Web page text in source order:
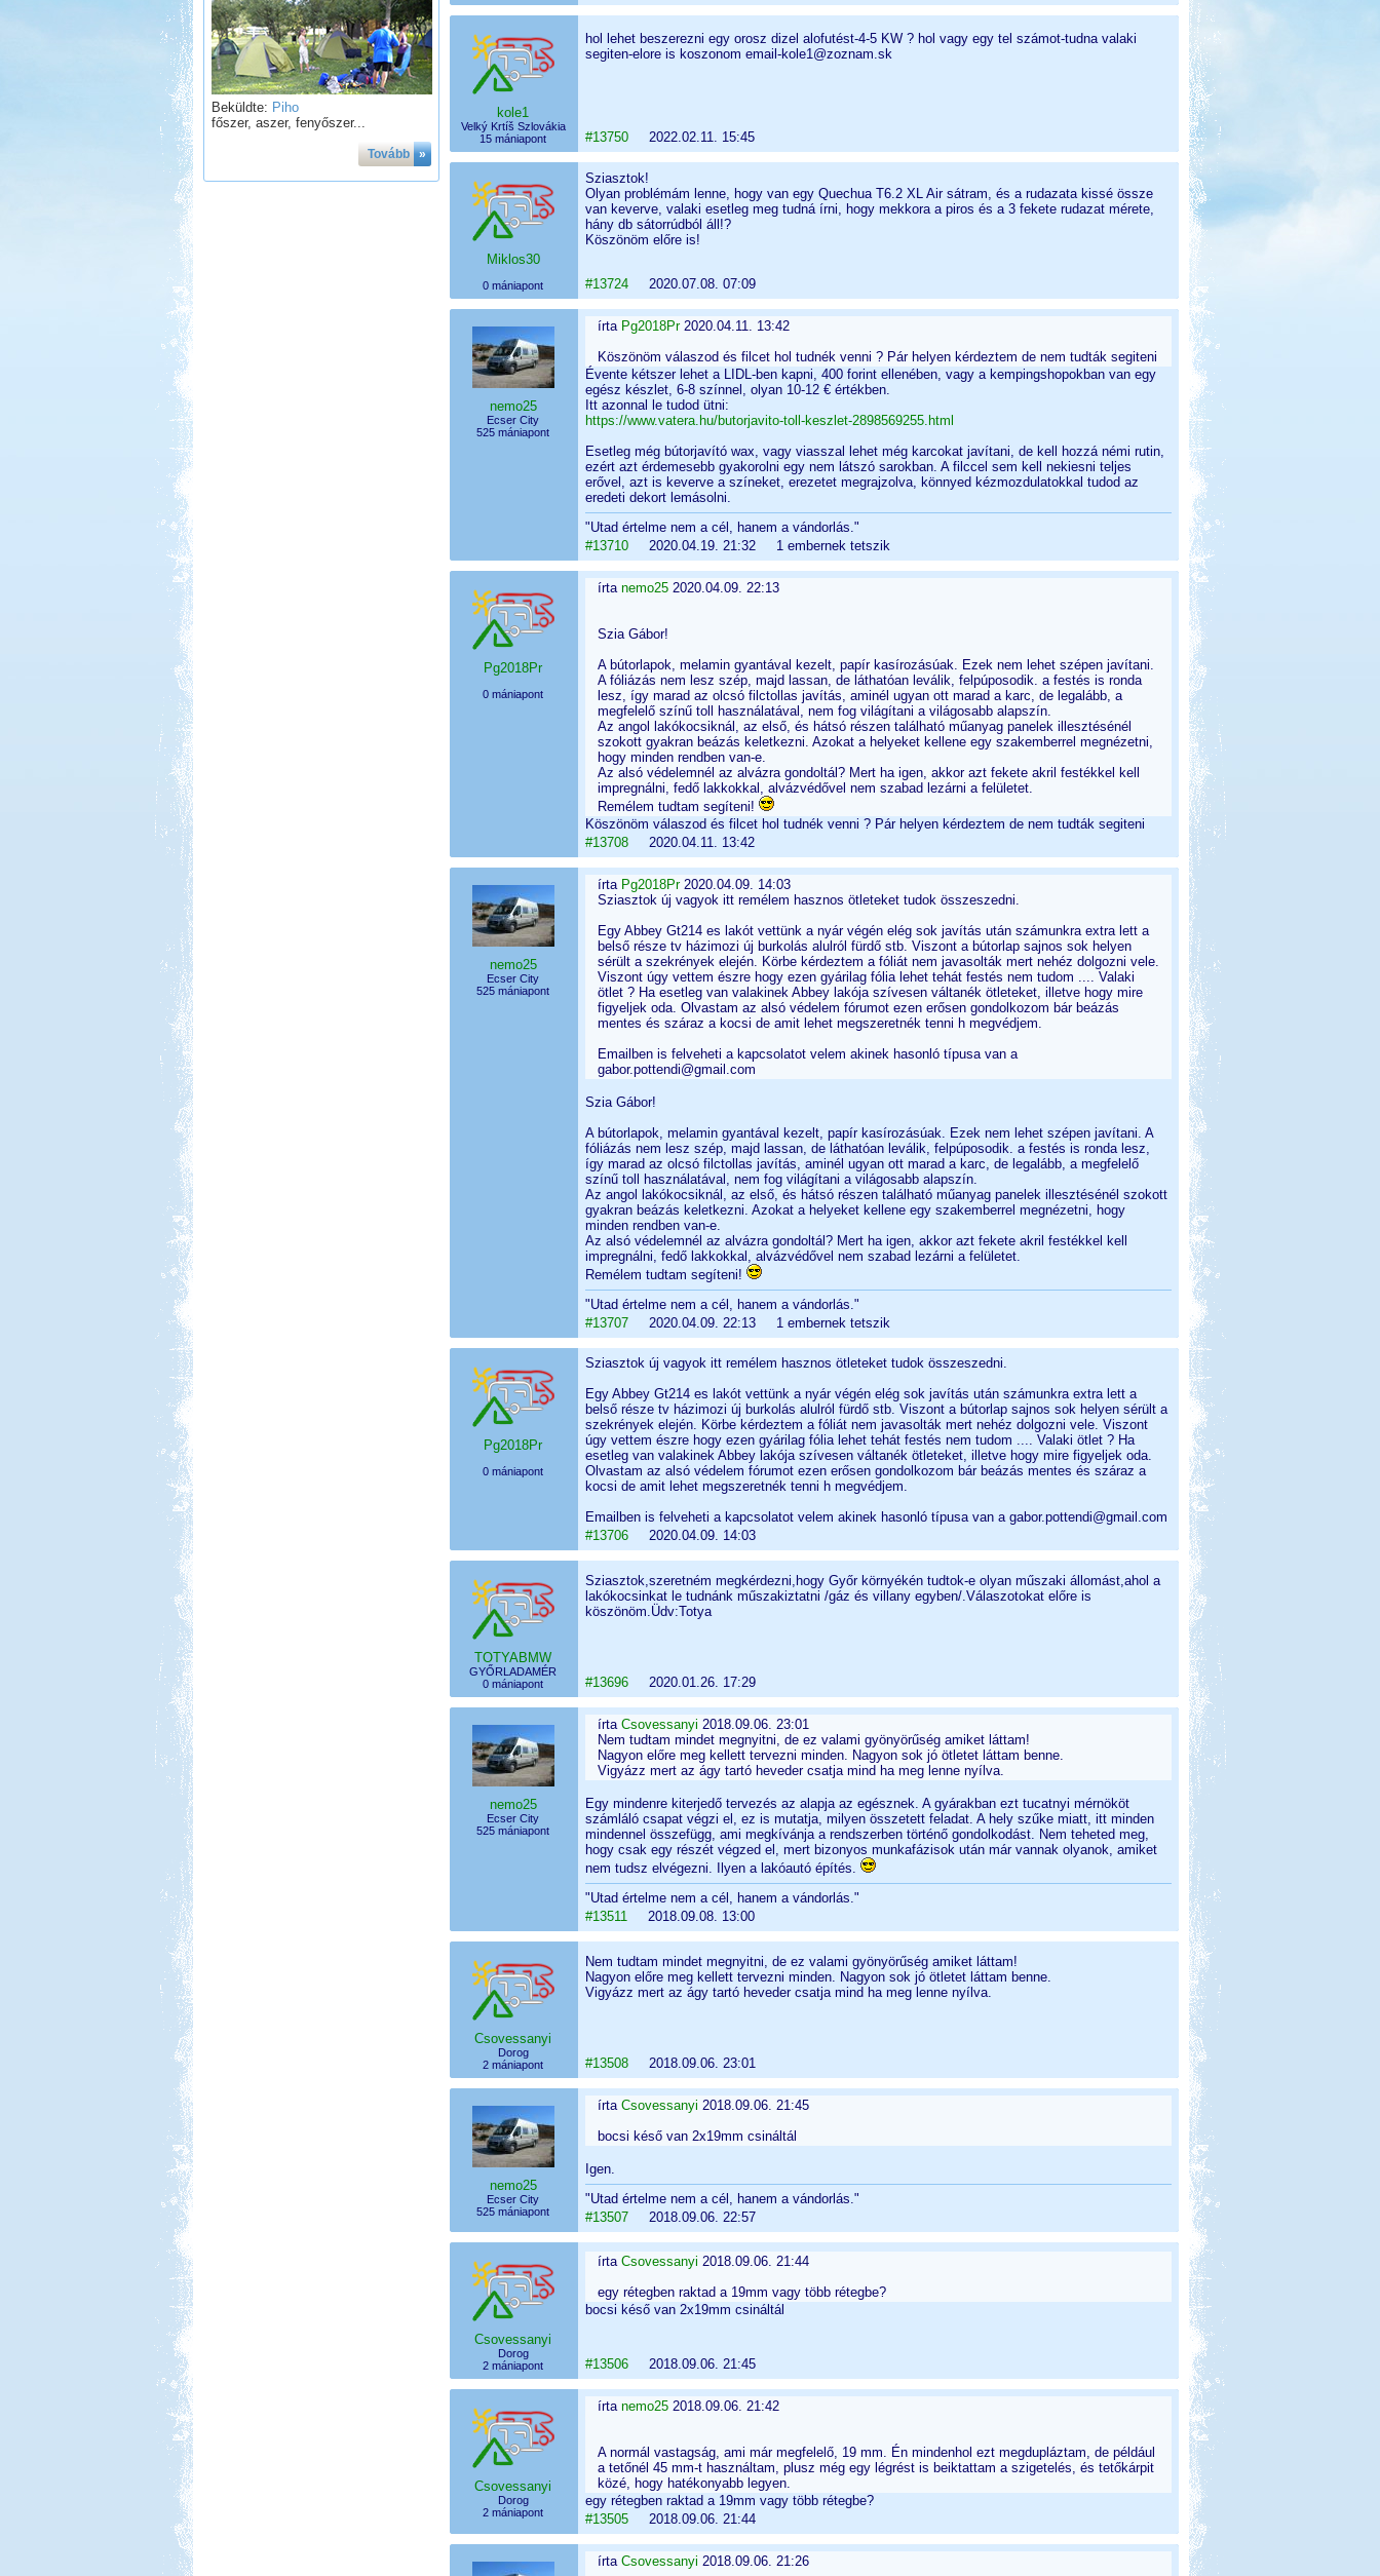
Beküldte: Piho
főszer, aszer, fenyőszer...
Tovább »
kole1
Velký Krtíš Szlovákia
15 mániapont
hol lehet beszerezni egy orosz dizel alofutést-4-5 KW ? hol vagy egy tel számot-tudna valaki
segiten-elore is koszonom email-kole1@zoznam.sk
#137502022.02.11. 15:45
Miklos30
0 mániapont
Sziasztok!
Olyan problémám lenne, hogy van egy Quechua T6.2 XL Air sátram, és a rudazata kissé össze
van keverve, valaki esetleg meg tudná írni, hogy mekkora a piros és a 3 fekete rudazat mérete,
hány db sátorrúdból áll!?
Köszönöm előre is!
#137242020.07.08. 07:09
nemo25
Ecser City
525 mániapont
írta Pg2018Pr2020.04.11. 13:42
Köszönöm válaszod és filcet hol tudnék venni ? Pár helyen kérdeztem de nem tudták segiteni
Évente kétszer lehet a LIDL-ben kapni, 400 forint ellenében, vagy a kempingshopokban van egy
egész készlet, 6-8 színnel, olyan 10-12 € értékben.
Itt azonnal le tudod ütni:
https://www.vatera.hu/butorjavito-toll-keszlet-2898569255.html
Esetleg még bútorjavító wax, vagy viasszal lehet még karcokat javítani, de kell hozzá némi rutin,
ezért azt érdemesebb gyakorolni egy nem látszó sarokban. A filccel sem kell nekiesni teljes
erővel, azt is keverve a színeket, erezetet megrajzolva, könnyed kézmozdulatokkal tudod az
eredeti dekort lemásolni.
"Utad értelme nem a cél, hanem a vándorlás."
#137102020.04.19. 21:32 1 embernek tetszik
Pg2018Pr
0 mániapont
írta nemo252020.04.09. 22:13
Szia Gábor!
A bútorlapok, melamin gyantával kezelt, papír kasírozásúak. Ezek nem lehet szépen javítani.
A fóliázás nem lesz szép, majd lassan, de láthatóan leválik, felpúposodik. a festés is ronda
lesz, így marad az olcsó filctollas javítás, aminél ugyan ott marad a karc, de legalább, a
megfelelő színű toll használatával, nem fog világítani a világosabb alapszín.
Az angol lakókocsiknál, az első, és hátsó részen található műanyag panelek illesztésénél
szokott gyakran beázás keletkezni. Azokat a helyeket kellene egy szakemberrel megnézetni,
hogy minden rendben van-e.
Az alsó védelemnél az alvázra gondoltál? Mert ha igen, akkor azt fekete akril festékkel kell
impregnálni, fedő lakkokkal, alvázvédővel nem szabad lezárni a felületet.
Remélem tudtam segíteni!
Köszönöm válaszod és filcet hol tudnék venni ? Pár helyen kérdeztem de nem tudták segiteni
#137082020.04.11. 13:42
nemo25
Ecser City
525 mániapont
írta Pg2018Pr2020.04.09. 14:03
Sziasztok új vagyok itt remélem hasznos ötleteket tudok összeszedni.
Egy Abbey Gt214 es lakót vettünk a nyár végén elég sok javítás után számunkra extra lett a
belső része tv házimozi új burkolás alulról fürdő stb. Viszont a bútorlap sajnos sok helyen
sérült a szekrények elején. Körbe kérdeztem a fóliát nem javasolták mert nehéz dolgozni vele.
Viszont úgy vettem észre hogy ezen gyárilag fólia lehet tehát festés nem tudom .... Valaki
ötlet ? Ha esetleg van valakinek Abbey lakója szívesen váltanék ötleteket, illetve hogy mire
figyeljek oda. Olvastam az alsó védelem fórumot ezen erősen gondolkozom bár beázás
mentes és száraz a kocsi de amit lehet megszeretnék tenni h megvédjem.
Emailben is felveheti a kapcsolatot velem akinek hasonló típusa van a
gabor.pottendi@gmail.com
Szia Gábor!
A bútorlapok, melamin gyantával kezelt, papír kasírozásúak. Ezek nem lehet szépen javítani. A
fóliázás nem lesz szép, majd lassan, de láthatóan leválik, felpúposodik. a festés is ronda lesz,
így marad az olcsó filctollas javítás, aminél ugyan ott marad a karc, de legalább, a megfelelő
színű toll használatával, nem fog világítani a világosabb alapszín.
Az angol lakókocsiknál, az első, és hátsó részen található műanyag panelek illesztésénél szokott
gyakran beázás keletkezni. Azokat a helyeket kellene egy szakemberrel megnézetni, hogy
minden rendben van-e.
Az alsó védelemnél az alvázra gondoltál? Mert ha igen, akkor azt fekete akril festékkel kell
impregnálni, fedő lakkokkal, alvázvédővel nem szabad lezárni a felületet.
Remélem tudtam segíteni!
"Utad értelme nem a cél, hanem a vándorlás."
#137072020.04.09. 22:13 1 embernek tetszik
Pg2018Pr
0 mániapont
Sziasztok új vagyok itt remélem hasznos ötleteket tudok összeszedni.
Egy Abbey Gt214 es lakót vettünk a nyár végén elég sok javítás után számunkra extra lett a
belső része tv házimozi új burkolás alulról fürdő stb. Viszont a bútorlap sajnos sok helyen sérült a
szekrények elején. Körbe kérdeztem a fóliát nem javasolták mert nehéz dolgozni vele. Viszont
úgy vettem észre hogy ezen gyárilag fólia lehet tehát festés nem tudom .... Valaki ötlet ? Ha
esetleg van valakinek Abbey lakója szívesen váltanék ötleteket, illetve hogy mire figyeljek oda.
Olvastam az alsó védelem fórumot ezen erősen gondolkozom bár beázás mentes és száraz a
kocsi de amit lehet megszeretnék tenni h megvédjem.
Emailben is felveheti a kapcsolatot velem akinek hasonló típusa van a gabor.pottendi@gmail.com
#137062020.04.09. 14:03
TOTYABMW
GYŐRLADAMÉR
0 mániapont
Sziasztok,szeretném megkérdezni,hogy Győr környékén tudtok-e olyan műszaki állomást,ahol a
lakókocsinkat le tudnánk műszakiztatni /gáz és villany egyben/.Válaszotokat előre is
köszönöm.Üdv:Totya
#136962020.01.26. 17:29
nemo25
Ecser City
525 mániapont
írta Csovessanyi 2018.09.06. 23:01
Nem tudtam mindet megnyitni, de ez valami gyönyörűség amiket láttam!
Nagyon előre meg kellett tervezni minden. Nagyon sok jó ötletet láttam benne.
Vigyázz mert az ágy tartó heveder csatja mind ha meg lenne nyílva.
Egy mindenre kiterjedő tervezés az alapja az egésznek. A gyárakban ezt tucatnyi mérnököt
számláló csapat végzi el, ez is mutatja, milyen összetett feladat. A hely szűke miatt, itt minden
mindennel összefügg, ami megkívánja a rendszerben történő gondolkodást. Nem teheted meg,
hogy csak egy részét végzed el, mert bizonyos munkafázisok után már vannak olyanok, amiket
nem tudsz elvégezni. Ilyen a lakóautó építés.
"Utad értelme nem a cél, hanem a vándorlás."
#135112018.09.08. 13:00
Csovessanyi
Dorog
2 mániapont
Nem tudtam mindet megnyitni, de ez valami gyönyörűség amiket láttam!
Nagyon előre meg kellett tervezni minden. Nagyon sok jó ötletet láttam benne.
Vigyázz mert az ágy tartó heveder csatja mind ha meg lenne nyílva.
#135082018.09.06. 23:01
nemo25
Ecser City
525 mániapont
írta Csovessanyi 2018.09.06. 21:45
bocsi késő van 2x19mm csináltál
Igen.
"Utad értelme nem a cél, hanem a vándorlás."
#135072018.09.06. 22:57
Csovessanyi
Dorog
2 mániapont
írta Csovessanyi 2018.09.06. 21:44
egy rétegben raktad a 19mm vagy több rétegbe?
bocsi késő van 2x19mm csináltál
#135062018.09.06. 21:45
Csovessanyi
Dorog
2 mániapont
írta nemo252018.09.06. 21:42
A normál vastagság, ami már megfelelő, 19 mm. Én mindenhol ezt megdupláztam, de például
a tetőnél 45 mm-t használtam, plusz még egy légrést is beiktattam a szigetelés, és tetőkárpit
közé, hogy hatékonyabb legyen.
egy rétegben raktad a 19mm vagy több rétegbe?
#135052018.09.06. 21:44
írta Csovessanyi 2018.09.06. 21:26